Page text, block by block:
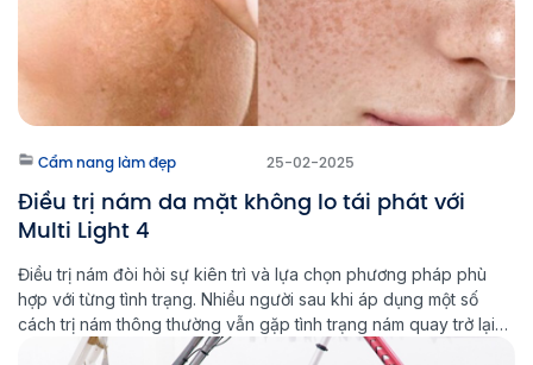
Cẩm nang làm đẹp 25-02-2025
Điều trị nám da mặt không lo tái phát với
Multi Light 4
Điều trị nám đòi hỏi sự kiên trì và lựa chọn phương pháp phù
hợp với từng tình trạng. Nhiều người sau khi áp dụng một số
cách trị nám thông thường vẫn gặp tình trạng nám quay trở lại
chỉ sau vài tháng. Với sự phát triển của công nghệ hiện đại,